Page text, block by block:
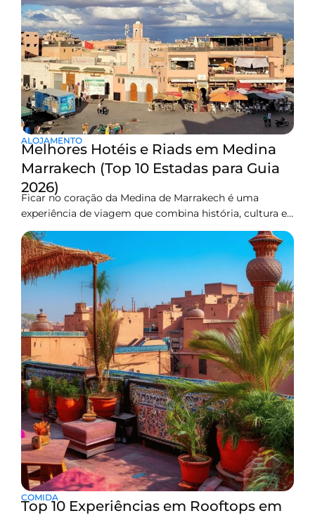
ALOJAMENTO
Melhores Hotéis e Riads em Medina
Marrakech (Top 10 Estadas para Guia
2026)
Ficar no coração da Medina de Marrakech é uma
experiência de viagem que combina história, cultura e
a vibrante vida local. A Medina é a antiga cidade
murada, um labirinto de vielas estreitas, souks
movimentados, palácios antigos, cafés em terraços e
pátios escondidos. Muitos visitantes que procuram
hotéis na Medina
COMIDA
Top 10 Experiências em Rooftops em